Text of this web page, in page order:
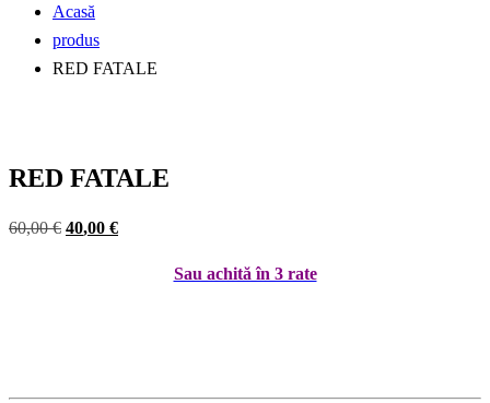
Acasă
produs
RED FATALE
RED FATALE
60,00 € Prețul
40,00 €Prețul
Sau achită în 3 rate